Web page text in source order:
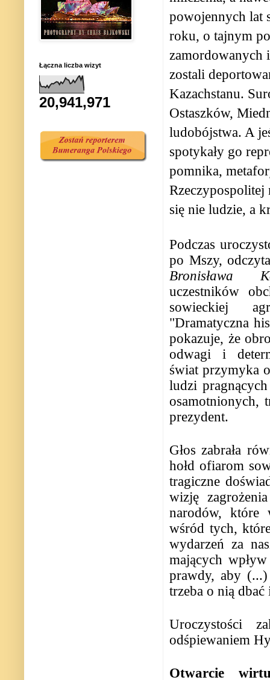
powojennych lat
roku, o tajnym
zamordowanych
zostali
Kazachstanu.
Ostaszków,
ludobójstwa. A
spotykały go
pomnika,
się nie ludzie, a
Podczas
po Mszy,
Bronisława
uczestników
sowieckiej
"Dramatyczna
pokazuje, że
odwagi i
świat przymyka
ludzi
osamotnionych,
prezydent.
Głos zabrała
hołd ofiarom
tragiczne
wizję
narodów, które
wśród tych,
wydarzeń za
mających
prawdy, aby (...)
trzeba o nią
Uroczystości
odśpiewaniem
Otwarcie
Łączna liczba wizyt
20,941,971